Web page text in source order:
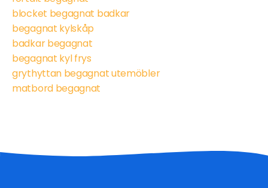
blocket begagnat badkar
begagnat kylskåp
badkar begagnat
begagnat kyl frys
grythyttan begagnat utemöbler
matbord begagnat